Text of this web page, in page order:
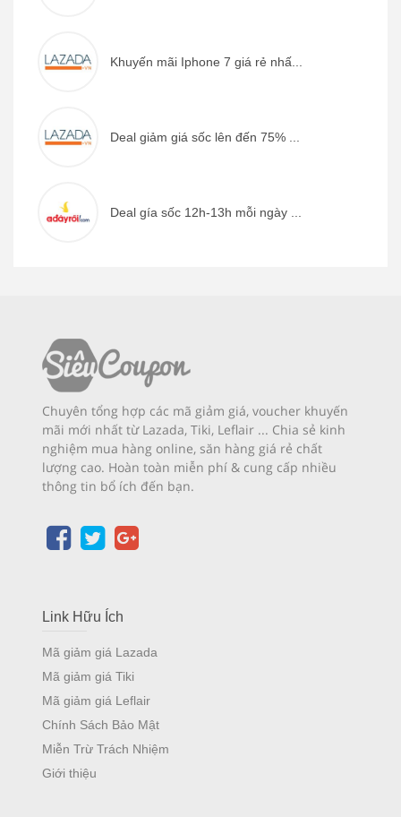
Khuyến mãi Iphone 7 giá rẻ nhấ...
Deal giảm giá sốc lên đến 75% ...
Deal gía sốc 12h-13h mỗi ngày ...
Chuyên tổng hợp các mã giảm giá, voucher khuyến
mãi mới nhất từ Lazada, Tiki, Leflair ... Chia sẻ kinh
nghiệm mua hàng online, săn hàng giá rẻ chất
lượng cao. Hoàn toàn miễn phí & cung cấp nhiều
thông tin bổ ích đến bạn.
Link Hữu Ích
Mã giảm giá Lazada
Mã giảm giá Tiki
Mã giảm giá Leflair
Chính Sách Bảo Mật
Miễn Trừ Trách Nhiệm
Giới thiệu